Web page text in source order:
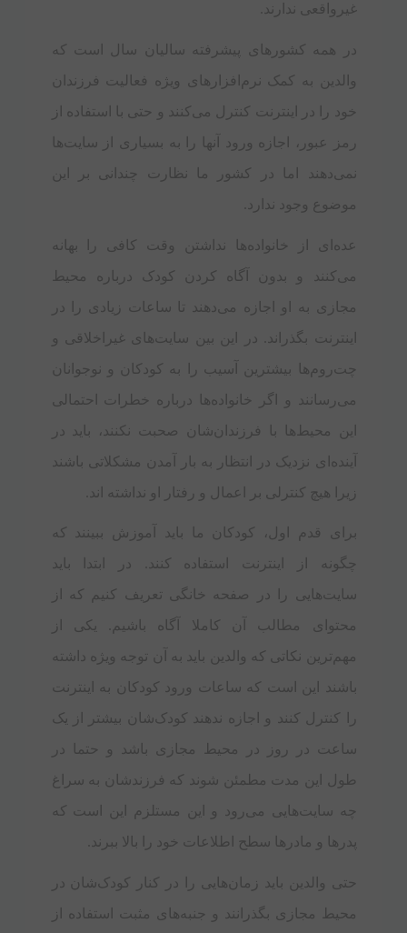
غیرواقعی ندارند.
در همه کشورهای پیشرفته سالیان سال است که
والدین به کمک نرم‌افزارهای ویژه فعالیت فرزندان
خود را در اینترنت کنترل می‌کنند و حتی با استفاده از
رمز عبور، اجازه ورود آنها را به بسیاری از سایت‌ها
نمی‌دهند اما در کشور ما نظارت چندانی بر این
موضوع وجود ندارد.
عده‌ای از خانواده‌ها نداشتن وقت کافی را بهانه
می‌کنند و بدون آگاه کردن کودک درباره محیط
مجازی به او اجازه می‌دهند تا ساعات زیادی را در
اینترنت بگذراند. در این بین سایت‌های غیراخلاقی و
چت‌روم‌ها بیشترین آسیب را به کودکان و نوجوانان
می‌رسانند و اگر خانواده‌ها درباره خطرات احتمالی
این محیط‌ها با فرزندان‌شان صحبت نکنند، باید در
آینده‌ای نزدیک در انتظار به بار آمدن مشکلاتی باشند
زیرا هیچ کنترلی بر اعمال و رفتار او نداشته اند.
برای قدم اول، کودکان ما باید آموزش ببینند که
چگونه از اینترنت استفاده کنند. در ابتدا باید
سایت‌هایی را در صفحه خانگی تعریف کنیم که از
محتوای مطالب آن کاملا آگاه باشیم. یکی از
مهم‌ترین نکاتی که والدین باید به آن توجه ویژه داشته
باشند این است که ساعات ورود کودکان به اینترنت
را کنترل کنند و اجازه ندهند کودک‌شان بیشتر از یک
ساعت در روز در محیط مجازی باشد و حتما در
طول این مدت مطمئن شوند که فرزندشان به سراغ
چه سایت‌هایی می‌رود و این مستلزم این است که
پدرها و مادرها سطح اطلاعات خود را بالا ببرند.
حتی والدین باید زمان‌هایی را در کنار کودک‌شان در
محیط مجازی بگذرانند و جنبه‌های مثبت استفاده از